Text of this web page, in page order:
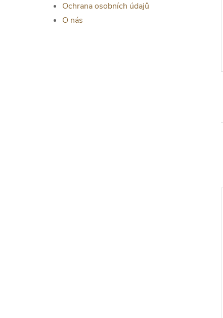
Ochrana osobních údajů
O nás
života Alex -
Dřevěný strom života Alice -